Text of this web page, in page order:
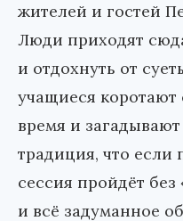
жителей и гостей
Люди приходят
и отдохнуть от
учащиеся коротают
время и
традиция, что если
сессия пройдёт без
и всё задуманное